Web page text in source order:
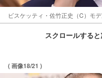
ビスケッティ・佐竹正史（C）モ
スクロールする
( 画像18/21 )